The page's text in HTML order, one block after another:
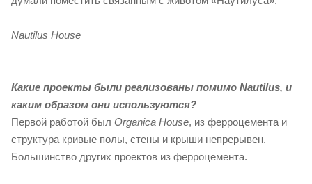
Nautilus House
Какие проекты были реализованы помимо Nautilus, и
каким образом они используются?
Первой работой был Organica House, из ферроцемента и
структура кривые полы, стены и крыши непрерывен.
Большинство других проектов из ферроцемента.